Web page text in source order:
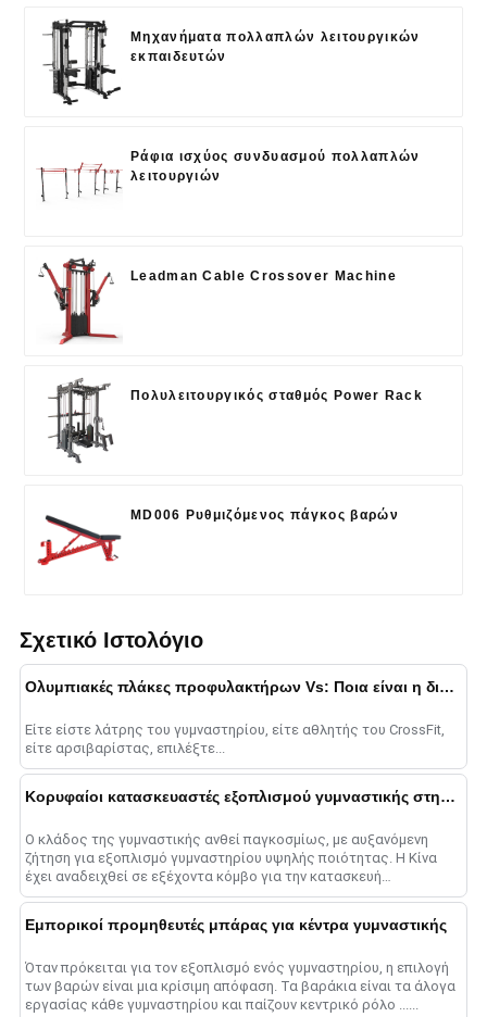
Μηχανήματα πολλαπλών λειτουργικών
εκπαιδευτών
Ράφια ισχύος συνδυασμού πολλαπλών
λειτουργιών
Leadman Cable Crossover Machine
Πολυλειτουργικός σταθμός Power Rack
MD006 Ρυθμιζόμενος πάγκος βαρών
Σχετικό Ιστολόγιο
Ολυμπιακές πλάκες προφυλακτήρων Vs: Ποια είναι η διαφορά;
Είτε είστε λάτρης του γυμναστηρίου, είτε αθλητής του CrossFit,
είτε αρσιβαρίστας, επιλέξτε...
Κορυφαίοι κατασκευαστές εξοπλισμού γυμναστικής στην Κίνα
Ο κλάδος της γυμναστικής ανθεί παγκοσμίως, με αυξανόμενη
ζήτηση για εξοπλισμό γυμναστηρίου υψηλής ποιότητας. Η Κίνα
έχει αναδειχθεί σε εξέχοντα κόμβο για την κατασκευή
εξοπλισμού γυμναστικής......
Εμπορικοί προμηθευτές μπάρας για κέντρα γυμναστικής
Όταν πρόκειται για τον εξοπλισμό ενός γυμναστηρίου, η επιλογή
των βαρών είναι μια κρίσιμη απόφαση. Τα βαράκια είναι τα άλογα
εργασίας κάθε γυμναστηρίου και παίζουν κεντρικό ρόλο ......